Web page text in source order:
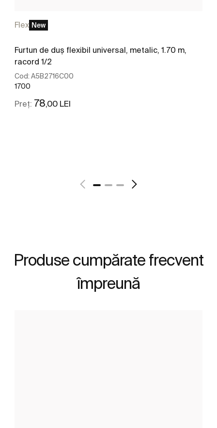
Flex New
Furtun de duș flexibil universal, metalic, 1.70 m,
racord 1/2
Cod: A5B2716C00
1700
Preț: 78,00 LEI
Produse cumpărate frecvent
împreună